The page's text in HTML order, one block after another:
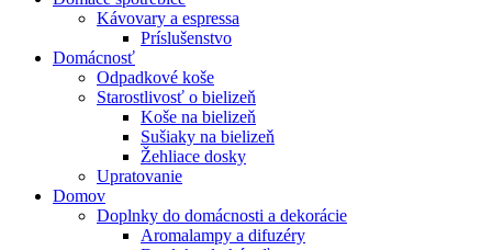
Kávovary a espressa
Príslušenstvo
Domácnosť
Odpadkové koše
Starostlivosť o bielizeň
Koše na bielizeň
Sušiaky na bielizeň
Žehliace dosky
Upratovanie
Domov
Doplnky do domácnosti a dekorácie
Aromalampy a difuzéry